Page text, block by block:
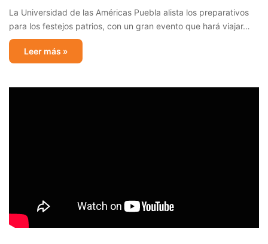
La Universidad de las Américas Puebla alista los preparativos
para los festejos patrios, con un gran evento que hará viajar…
Leer más »